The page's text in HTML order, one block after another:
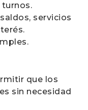
turnos.
servicios
que los
sin necesidad